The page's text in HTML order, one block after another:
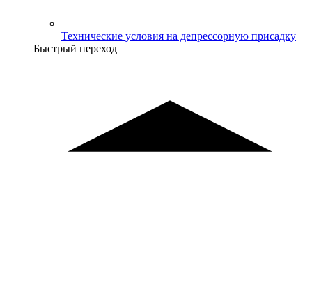
Технические условия на депрессорную присадку
Быстрый переход